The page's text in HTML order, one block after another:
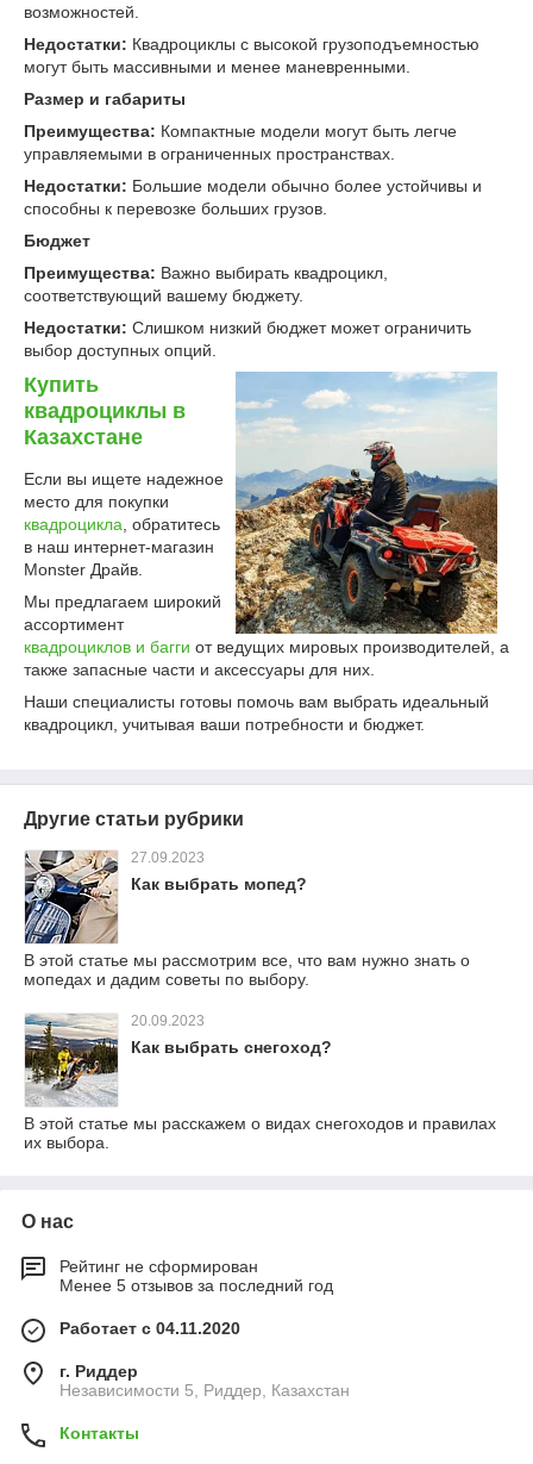
возможностей.
Недостатки: Квадроциклы с высокой грузоподъемностью
могут быть массивными и менее маневренными.
Размер и габариты
Преимущества: Компактные модели могут быть легче
управляемыми в ограниченных пространствах.
Недостатки: Большие модели обычно более устойчивы и
способны к перевозке больших грузов.
Бюджет
Преимущества: Важно выбирать квадроцикл,
соответствующий вашему бюджету.
Недостатки: Слишком низкий бюджет может ограничить
выбор доступных опций.
Купить
квадроциклы в
Казахстане
Если вы ищете надежное
место для покупки
квадроцикла, обратитесь
в наш интернет-магазин
Monster Драйв.
Мы предлагаем широкий
ассортимент
квадроциклов и багги от ведущих мировых производителей, а
также запасные части и аксессуары для них.
Наши специалисты готовы помочь вам выбрать идеальный
квадроцикл, учитывая ваши потребности и бюджет.
Другие статьи рубрики
27.09.2023
Как выбрать мопед?
В этой статье мы рассмотрим все, что вам нужно знать о
мопедах и дадим советы по выбору.
20.09.2023
Как выбрать снегоход?
В этой статье мы расскажем о видах снегоходов и правилах
их выбора.
О нас
Рейтинг не сформирован
Менее 5 отзывов за последний год
Работает с 04.11.2020
г. Риддер
Независимости 5, Риддер, Казахстан
Контакты